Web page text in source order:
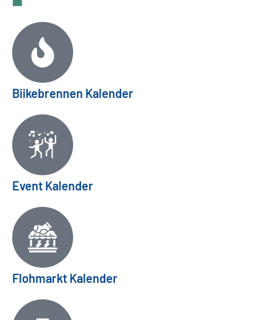
Biikebrennen Kalender
Event Kalender
Flohmarkt Kalender